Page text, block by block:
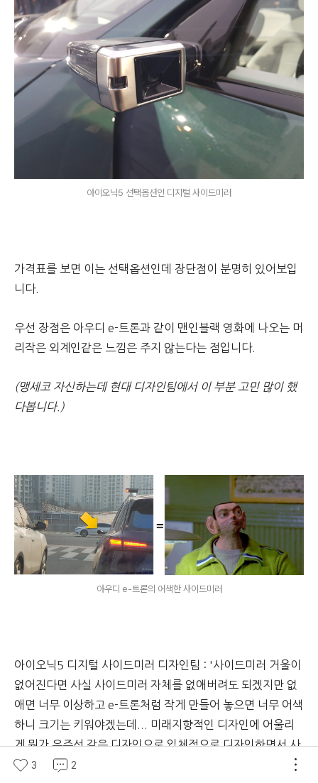
아이오닉5 선택옵션인 디지털 사이드미러
가격표를 보면 이는 선택옵션인데 장단점이 분명히 있어보입
니다.
우선 장점은 아우디 e-트론과 같이 맨인블랙 영화에 나오는 머
리작은 외계인같은 느낌은 주지 않는다는 점입니다.
(맹세코 자신하는데 현대 디자인팀에서 이 부분 고민 많이 했
다봅니다.)
아우디 e-트론의 어색한 사이드미러
아이오닉5 디지털 사이드미러 디자인팀 : '사이드미러 거울이
없어진다면 사실 사이드미러 자체를 없애버려도 되겠지만 없
애면 너무 이상하고 e-트론처럼 작게 만들어 놓으면 너무 어색
하니 크기는 키워야겠는데... 미래지향적인 디자인에 어울리
게 뭔가 우주선 같은 디자인으로 입체적으로 디자인하면서 사
이드마커 기능도 넣을까?'
3 2